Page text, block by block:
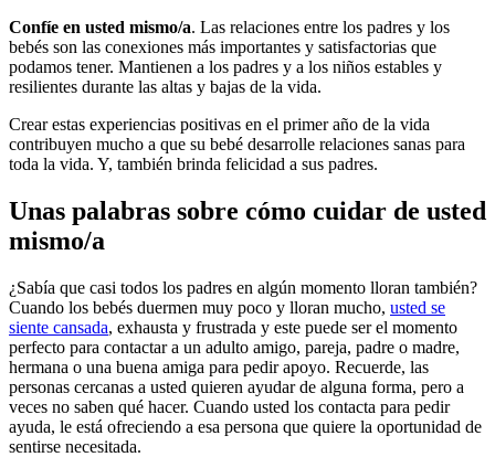
Confíe en usted mismo/a. Las relaciones entre los padres y los
bebés son las conexiones más importantes y satisfactorias que
podamos tener. Mantienen a los padres y a los niños estables y
resilientes durante las altas y bajas de la vida.
Crear estas experiencias positivas en el primer año de la vida
contribuyen mucho a que su bebé desarrolle relaciones sanas para
toda la vida. Y, también brinda felicidad a sus padres.
Unas palabras sobre cómo cuidar de usted
mismo/a
¿Sabía que casi todos los padres en algún momento lloran también?
Cuando los bebés duermen muy poco y lloran mucho, usted se
siente cansada, exhausta y frustrada y este puede ser el momento
perfecto para contactar a un adulto amigo, pareja, padre o madre,
hermana o una buena amiga para pedir apoyo. Recuerde, las
personas cercanas a usted quieren ayudar de alguna forma, pero a
veces no saben qué hacer. Cuando usted los contacta para pedir
ayuda, le está ofreciendo a esa persona que quiere la oportunidad de
sentirse necesitada.